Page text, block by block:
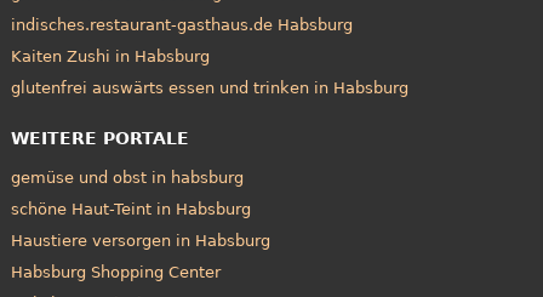
indisches.restaurant-gasthaus.de Habsburg
Kaiten Zushi in Habsburg
glutenfrei auswärts essen und trinken in Habsburg
WEITERE PORTALE
gemüse und obst in habsburg
schöne Haut-Teint in Habsburg
Haustiere versorgen in Habsburg
Habsburg Shopping Center